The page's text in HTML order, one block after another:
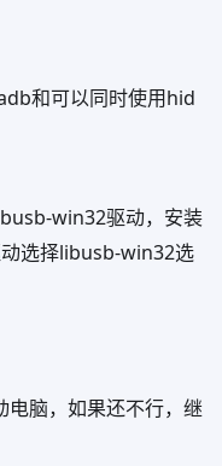
和可以同时使用hid
win32驱动，安装
选择libusb-win32选
电脑，如果还不行，继